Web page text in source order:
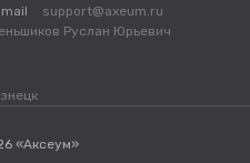
support@axeum.ru
Руслан Юрьевич
«Аксеум»